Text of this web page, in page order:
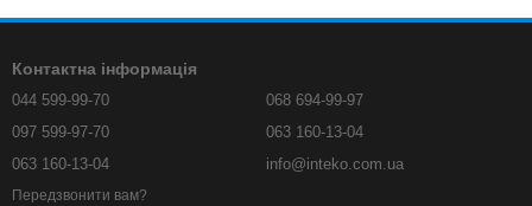
Контактна інформація
044 599-99-70
097 599-97-70
063 160-13-04
Передзвонити вам?
068 694-99-97
063 160-13-04
info@inteko.com.ua